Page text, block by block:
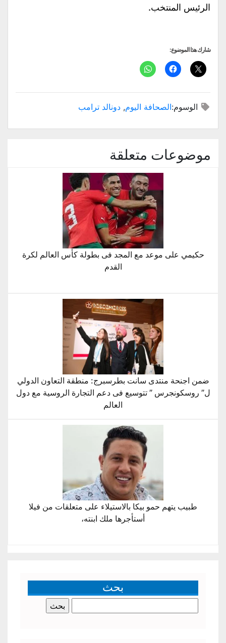
الرئيس المنتخب.
شارك هذا الموضوع:
الوسوم:الصحافة اليوم, دونالد ترامب
موضوعات متعلقة
حكيمي على موعد مع المجد فى بطولة كأس العالم لكرة
القدم
ضمن اجنحة منتدى سانت بطرسبرج: منطقة التعاون الدولي
ل” روسكونجرس ” تتوسيع فى دعم التجارة الروسية مع دول
العالم
طبيب يتهم حمو بيكا بالاستيلاء على متعلقات من فيلا
أستأجرها ملك ابنته،
بحث
عن: